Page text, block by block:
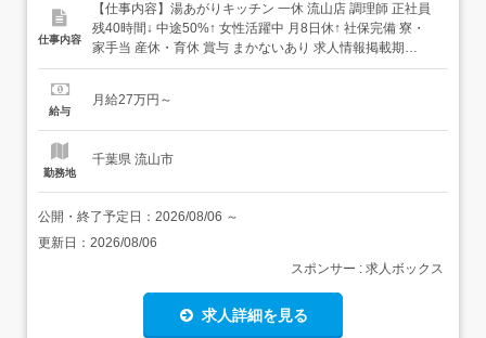
仕事内容
【仕事内容】湯あがりキッチン 一休 流山店 調理師 正社員
残40時間↓ 中途50%↑ 女性活躍中 月8日休↑ 社保完備 寮・
家⼿当 産休・育休 賞与 まかないあり 求人情報掲載期
間:2026/08/06～2026/09/03 求人情報 店舗の特徴 <月8日休
15番1 竜泉寺の湯 スパメッツァ おおたか...
給与
月給27万円～
勤務地
千葉県 流山市
公開・終了予定日： 2026/08/06 ～
更新日： 2026/08/06
スポンサー : 求人ボックス
求人詳細を見る